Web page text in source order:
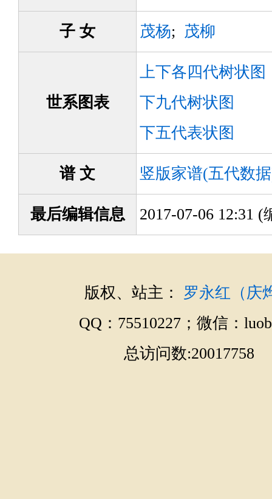
子 女 茂杨; 茂柳
世系图表
上下各四代树状图
下九代树状图
下五代表状图
谱 文 竖版家谱(五代数
最后编辑信息 2017-07-06 12:31 (
版权、站主： 罗永红（庆
QQ：75510227；微信：
总访问数:20017758